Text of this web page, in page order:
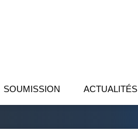
SOUMISSION ACTUALITÉS